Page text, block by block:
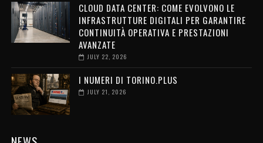
CLOUD DATA CENTER: COME EVOLVONO LE
INFRASTRUTTURE DIGITALI PER GARANTIRE
CONTINUITÀ OPERATIVA E PRESTAZIONI
AVANZATE
JULY 22, 2026
I NUMERI DI TORINO.PLUS
JULY 21, 2026